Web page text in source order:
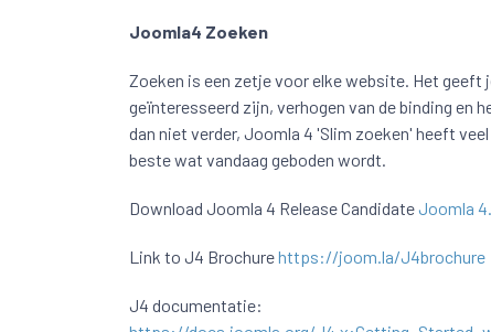
Joomla4 Zoeken
Zoeken is een zetje voor elke website. Het geeft
geïnteresseerd zijn, verhogen van de binding en
dan niet verder, Joomla 4 'Slim zoeken' heeft
beste wat vandaag geboden wordt.
Download Joomla 4 Release CandidateJoomla
Link to J4 Brochurehttps://joom.la/J4brochure
J4 documentatie: